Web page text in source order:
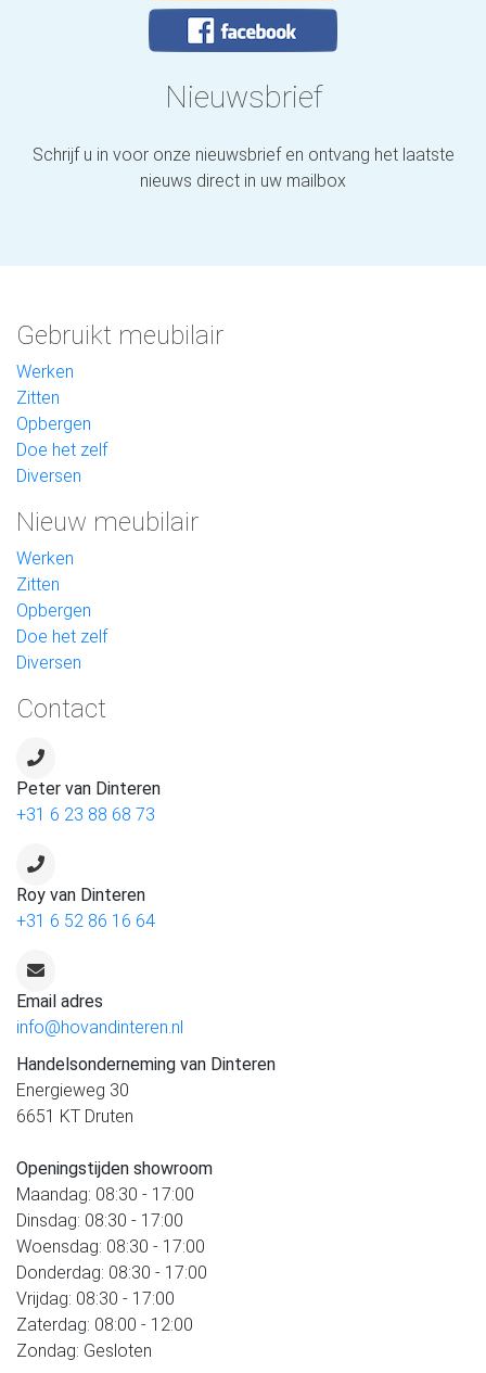
Nieuwsbrief
Schrijf u in voor onze nieuwsbrief en ontvang het laatste
nieuws direct in uw mailbox
Gebruikt meubilair
Werken
Zitten
Opbergen
Doe het zelf
Diversen
Nieuw meubilair
Werken
Zitten
Opbergen
Doe het zelf
Diversen
Contact
Peter van Dinteren
+31 6 23 88 68 73
Roy van Dinteren
+31 6 52 86 16 64
Email adres
info@hovandinteren.nl
Handelsonderneming van Dinteren
Energieweg 30
6651 KT Druten
Openingstijden showroom
Maandag: 08:30 - 17:00
Dinsdag: 08:30 - 17:00
Woensdag: 08:30 - 17:00
Donderdag: 08:30 - 17:00
Vrijdag: 08:30 - 17:00
Zaterdag: 08:00 - 12:00
Zondag: Gesloten